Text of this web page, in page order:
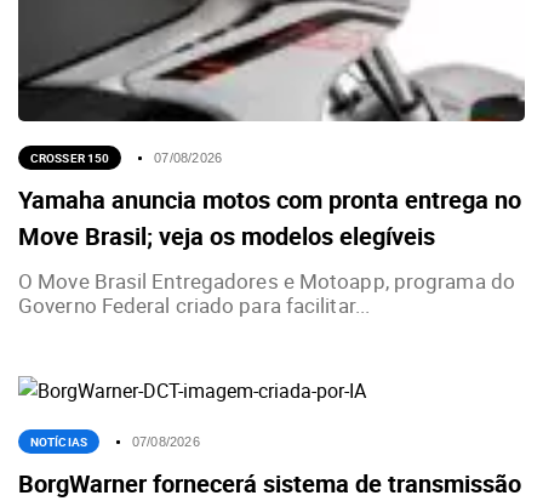
CROSSER 150 07/08/2026
Yamaha anuncia motos com pronta entrega no
Move Brasil; veja os modelos elegíveis
O Move Brasil Entregadores e Motoapp, programa do
Governo Federal criado para facilitar...
NOTÍCIAS 07/08/2026
BorgWarner fornecerá sistema de transmissão